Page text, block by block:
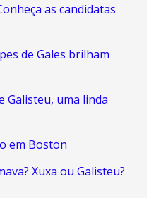
as candidatas
de Gales brilham
Galisteu, uma linda
em Boston
Xuxa ou Galisteu?